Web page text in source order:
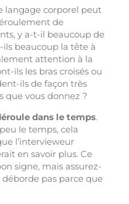
langage corporel peut
de
y a-t-il beaucoup de
beaucoup la tête à
attention à la
ils les bras croisés ou
ils de façon très
que vous donnez ?
dans le temps.
le temps, cela
l’intervieweur
en savoir plus. Ce
signe, mais assurez-
pas parce que